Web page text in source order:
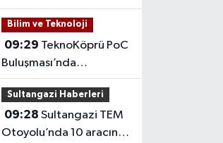
ağırlıyor
Bilim ve Teknoloji
09:29
Buluşması’nda
bankacılık ve teknoloji
girişimleri bir araya
geldi
Sultangazi Haberleri
09:28
Otoyolu’nda 10 aracın